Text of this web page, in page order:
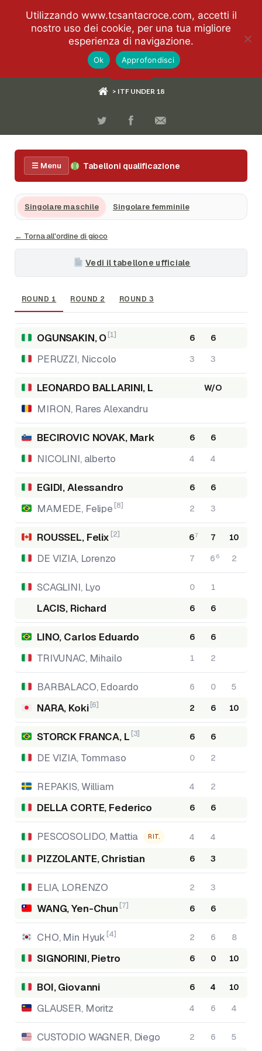
> ITF UNDER 18
☰ Menu Tabelloni qualificazione
Singolare maschile Singolare femminile
← Torna all'ordine di gioco
Vedi il tabellone ufficiale
ROUND 1 ROUND 2 ROUND 3
OGUNSAKIN, O [1] 6 6
PERUZZI, Niccolo 3 3
LEONARDO BALLARINI, L W/O
MIRON, Rares Alexandru
BECIROVIC NOVAK, Mark 6 6
NICOLINI, alberto 4 4
EGIDI, Alessandro 6 6
MAMEDE, Felipe [8] 2 3
ROUSSEL, Felix [2] 67 7 10
DE VIZIA, Lorenzo 7 6 6 2
SCAGLINI, Lyo 0 1
LACIS, Richard 6 6
LINO, Carlos Eduardo 6 6
TRIVUNAC, Mihailo 1 2
BARBALACO, Edoardo 6 0 5
NARA, Koki [6] 2 6 10
STORCK FRANCA, L [3] 6 6
DE VIZIA, Tommaso 0 2
REPAKIS, William 4 2
DELLA CORTE, Federico 6 6
PESCOSOLIDO, Mattia RIT. 4 4
PIZZOLANTE, Christian 6 3
ELIA, LORENZO 2 3
WANG, Yen-Chun [7] 6 6
CHO, Min Hyuk [4] 2 6 8
SIGNORINI, Pietro 6 0 10
BOI, Giovanni 6 4 10
GLAUSER, Moritz 4 6 4
CUSTODIO WAGNER, Diego 2 6 5
Utilizzando www.tcsantacroce.com, accetti il
nostro uso dei cookie, per una tua migliore
esperienza di navigazione.
Ok Approfondisci